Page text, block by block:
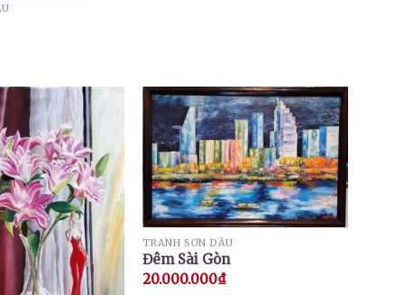
TRANH SƠN DẦU
Đêm Sài Gòn
20.000.000₫